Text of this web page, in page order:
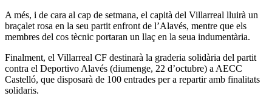
A més, i de cara al cap de setmana, el capità del Villarreal lluirà un
braçalet rosa en la seu partit enfront de l’Alavés, mentre que els
membres del cos tècnic portaran un llaç en la seua indumentària.
Finalment, el Villarreal CF destinarà la graderia solidària del partit
contra el Deportivo Alavés (diumenge, 22 d’octubre) a AECC
Castelló, que disposarà de 100 entrades per a repartir amb finalitats
solidaris.